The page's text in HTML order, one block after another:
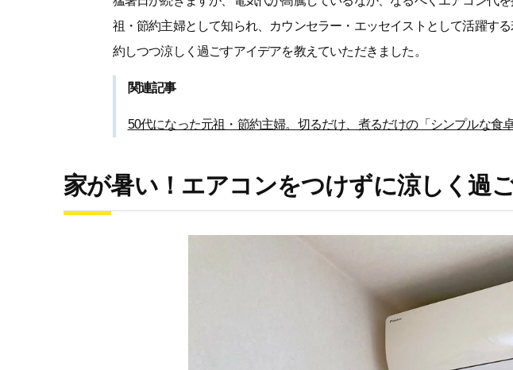
祖・節約主婦として知られ、カウンセラー・エッセイストとして活躍す
約しつつ涼しく過ごすアイデアを教えていただきました。
関連記事
50代になった元祖・節約主婦。切るだけ、煮るだけの「シンプルな食卓
家が暑い！エアコンをつけずに涼しく過